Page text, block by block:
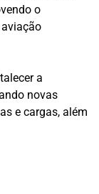
o
a
novas
e cargas, além